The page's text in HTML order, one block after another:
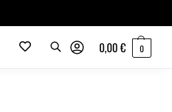
0,00€ 0